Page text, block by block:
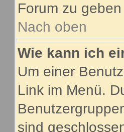
Forum zu
Nach oben
Wie kann ich
Um einer
Link im Menü.
sind